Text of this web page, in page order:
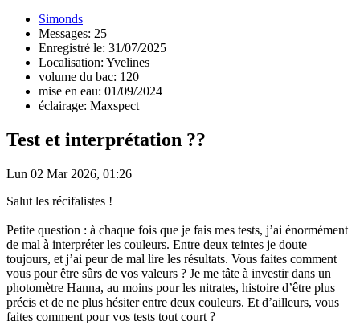
Simonds
Messages: 25
Enregistré le: 31/07/2025
Localisation: Yvelines
volume du bac: 120
mise en eau: 01/09/2024
éclairage: Maxspect
Test et interprétation ??
Lun 02 Mar 2026, 01:26
Salut les récifalistes !
Petite question : à chaque fois que je fais mes tests, j’ai énormément
de mal à interpréter les couleurs. Entre deux teintes je doute
toujours, et j’ai peur de mal lire les résultats. Vous faites comment
vous pour être sûrs de vos valeurs ? Je me tâte à investir dans un
photomètre Hanna, au moins pour les nitrates, histoire d’être plus
précis et de ne plus hésiter entre deux couleurs. Et d’ailleurs, vous
faites comment pour vos tests tout court ?